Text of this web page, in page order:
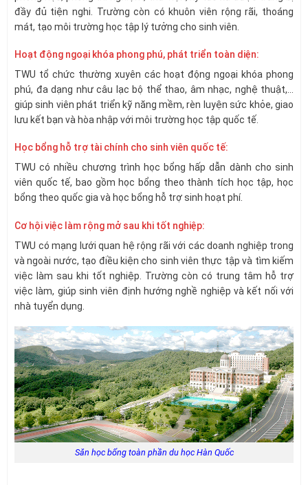
đầy đủ tiện nghi. Trường còn có khuôn viên rộng rãi, thoáng
mát, tạo môi trường học tập lý tưởng cho sinh viên.
Hoạt động ngoại khóa phong phú, phát triển toàn diện:
TWU tổ chức thường xuyên các hoạt động ngoại khóa phong
phú, đa dạng như câu lạc bộ thể thao, âm nhạc, nghệ thuật,…
giúp sinh viên phát triển kỹ năng mềm, rèn luyện sức khỏe, giao
lưu kết bạn và hòa nhập với môi trường học tập quốc tế.
Học bổng hỗ trợ tài chính cho sinh viên quốc tế:
TWU có nhiều chương trình học bổng hấp dẫn dành cho sinh
viên quốc tế, bao gồm học bổng theo thành tích học tập, học
bổng theo quốc gia và học bổng hỗ trợ sinh hoạt phí.
Cơ hội việc làm rộng mở sau khi tốt nghiệp:
TWU có mạng lưới quan hệ rộng rãi với các doanh nghiệp trong
và ngoài nước, tạo điều kiện cho sinh viên thực tập và tìm kiếm
việc làm sau khi tốt nghiệp. Trường còn có trung tâm hỗ trợ
việc làm, giúp sinh viên định hướng nghề nghiệp và kết nối với
nhà tuyển dụng.
Săn học bổng toàn phần du học Hàn Quốc